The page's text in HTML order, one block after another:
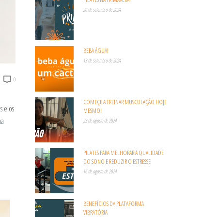
0
e os
20 de setembro de 2024
BEBA ÁGUA!
13 de setembro de 2024
COMEÇE A TREINAR MUSCULAÇÃO HOJE
MESMO!
23 de agosto de 2024
PILATES PARA MELHORAR A QUALIDADE
DO SONO E REDUZIR O ESTRESSE
16 de agosto de 2024
BENEFÍCIOS DA PLATAFORMA
VIBRATÓRIA